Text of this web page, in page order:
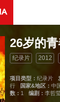
26岁的
纪录片 2012
项目类型： 纪录片
行
国家&地区： 中
数： 1 编剧： 李哲